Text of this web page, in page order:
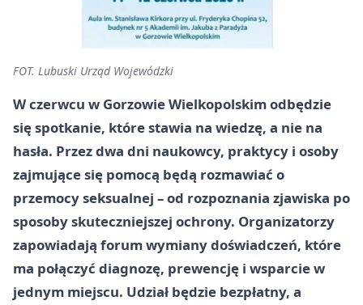
FOT. Lubuski Urząd Wojewódzki
W czerwcu w Gorzowie Wielkopolskim odbędzie
się spotkanie, które stawia na wiedzę, a nie na
hasła. Przez dwa dni naukowcy, praktycy i osoby
zajmujące się pomocą będą rozmawiać o
przemocy seksualnej – od rozpoznania zjawiska po
sposoby skuteczniejszej ochrony. Organizatorzy
zapowiadają forum wymiany doświadczeń, które
ma połączyć diagnozę, prewencję i wsparcie w
jednym miejscu. Udział będzie bezpłatny, a